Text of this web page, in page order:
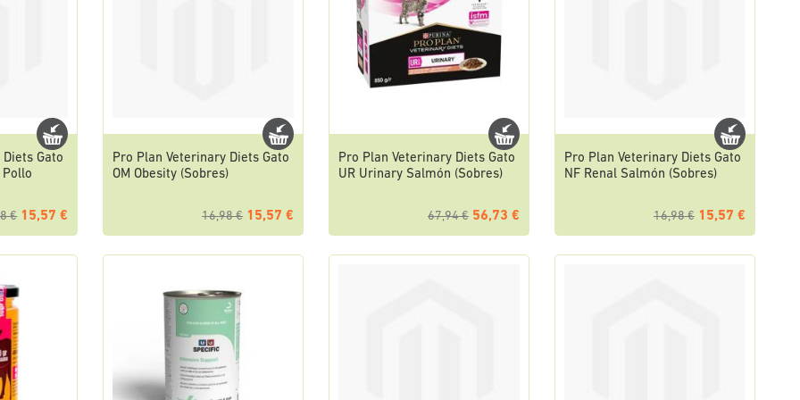
Gato
€ 15,57 €
Pro Plan Veterinary Diets Gato
OM Obesity (Sobres)
16,98 € 15,57 €
Pro Plan Veterinary Diets Gato
UR Urinary Salmón (Sobres)
67,94 € 56,73 €
Pro Plan Veterinary Diets Gato
NF Renal Salmón (Sobres)
16,98 € 15,57 €